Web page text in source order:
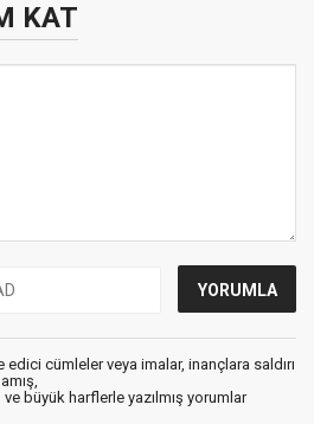
KAT
cümleler veya imalar, inançlara saldırı
büyük harflerle yazılmış yorumlar